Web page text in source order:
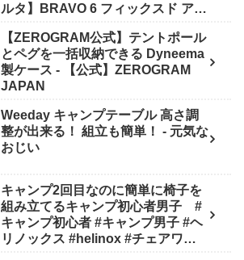
ルタ】BRAVO 6 フィックスド アメ
グ！
【ZEROGRAM公式】テントポール
とペグを一括収納できる Dyneema
製ケース - 【公式】ZEROGRAM
JAPAN
Weeday キャンプテーブル 高さ調
整が出来る！ 組立も簡単！ - 元気な
おじい
キャンプ2回目なのに簡単に椅子を
組み立てるキャンプ初心者男子 #
キャンプ初心者 #キャンプ男子 #ヘ
リノックス #helinox #チェアワン #